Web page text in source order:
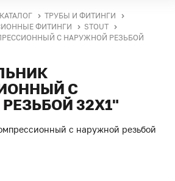
КАТАЛОГ
ТРУБЫ И ФИТИНГИ
ФИТИНГИ
STOUT
С НАРУЖНОЙ РЕЗЬБОЙ
С
32Х1"